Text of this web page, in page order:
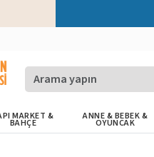
MARKET &
BAHÇE
ANNE & BEBEK &
OYUNCAK